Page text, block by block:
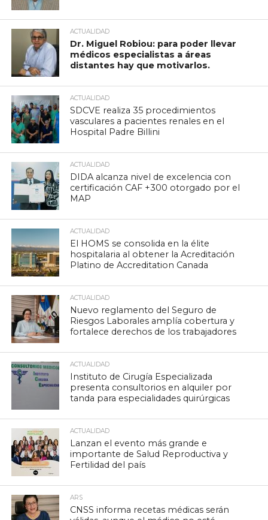
ACTUALIDAD
Dr. Miguel Robiou: para poder llevar
médicos especialistas a áreas
distantes hay que motivarlos.
ACTUALIDAD
SDCVE realiza 35 procedimientos
vasculares a pacientes renales en el
Hospital Padre Billini
ACTUALIDAD
DIDA alcanza nivel de excelencia con
certificación CAF +300 otorgado por el
MAP
ACTUALIDAD
El HOMS se consolida en la élite
hospitalaria al obtener la Acreditación
Platino de Accreditation Canada
ACTUALIDAD
Nuevo reglamento del Seguro de
Riesgos Laborales amplía cobertura y
fortalece derechos de los trabajadores
ACTUALIDAD
Instituto de Cirugía Especializada
presenta consultorios en alquiler por
tanda para especialidades quirúrgicas
ACTUALIDAD
Lanzan el evento más grande e
importante de Salud Reproductiva y
Fertilidad del país
ARS
CNSS informa recetas médicas serán